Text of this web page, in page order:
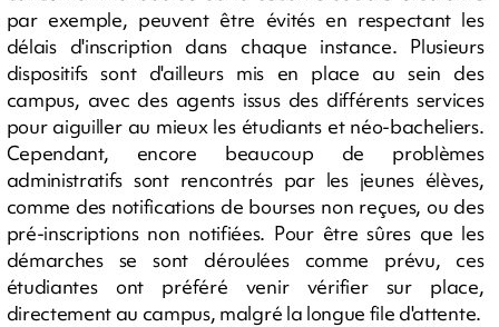
par exemple, peuvent être évités en respectant les
délais d'inscription dans chaque instance. Plusieurs
dispositifs sont d'ailleurs mis en place au sein des
campus, avec des agents issus des différents services
pour aiguiller au mieux les étudiants et néo-bacheliers.
Cependant, encore beaucoup de problèmes
administratifs sont rencontrés par les jeunes élèves,
comme des notifications de bourses non reçues, ou des
pré-inscriptions non notifiées. Pour être sûres que les
démarches se sont déroulées comme prévu, ces
étudiantes ont préféré venir vérifier sur place,
directement au campus, malgré la longue file d'attente.